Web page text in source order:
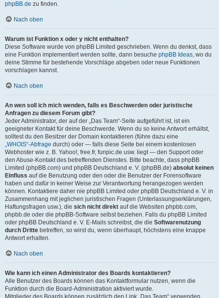
phpBB.de zu finden.
Nach oben
Warum ist Funktion x oder y nicht enthalten?
Diese Software wurde von phpBB Limited geschrieben. Wenn du denkst, dass
eine Funktion implementiert werden sollte, dann besuche phpBB Ideas, wo du
deine Stimme für bestehende Vorschläge abgeben oder neue Funktionen
vorschlagen kannst.
Nach oben
An wen soll ich mich wenden, falls es Beschwerden oder juristische
Anfragen zu diesem Forum gibt?
Jeder Administrator, der auf der „Das Team“-Seite aufgeführt ist, ist ein
geeigneter Kontakt für deine Beschwerde. Wenn du so keine Antwort erhältst,
solltest du den Besitzer der Domain kontaktieren (führe dazu eine
„WHOIS“-Abfrage durch) oder — falls diese Seite bei einem kostenlosen
Webhoster wie z. B. Yahoo!, free.fr, funpic.de usw. liegt — den Support oder
den Abuse-Kontakt des betreffenden Dienstes. Bitte beachte, dass phpBB
Limited (phpBB.com) und phpBB Deutschland e. V. (phpBB.de) absolut keinen
Einfluss auf die Benutzung oder den oder die Benutzer der Forensoftware
haben und dafür in keiner Weise zur Verantwortung herangezogen werden
können. Kontaktiere daher nie phpBB Limited oder phpBB Deutschland e. V. in
Zusammenhang mit jeglichen juristischen Fragen (Unterlassungserklärungen,
Haftungsfragen usw.), die sich nicht direkt auf die Websiten phpbb.com,
phpbb.de oder die phpBB-Software selbst beziehen. Falls du phpBB Limited
oder phpBB Deutschland e. V. E-Mails schreibst, die die Softwarenutzung
durch Dritte betreffen, so wirst du, wenn überhaupt, höchstens eine knappe
Antwort erhalten.
Nach oben
Wie kann ich einen Administrator des Boards kontaktieren?
Alle Benutzer des Boards können das Kontaktformular nutzen, wenn die
Funktion durch die Board-Administration aktiviert wurde.
Mitglieder des Boards können zusätzlich den Link „Das Team“ verwenden.